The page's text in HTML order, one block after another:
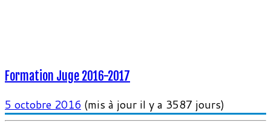
Formation Juge 2016-2017
5 octobre 2016 (mis à jour il y a 3587 jours)